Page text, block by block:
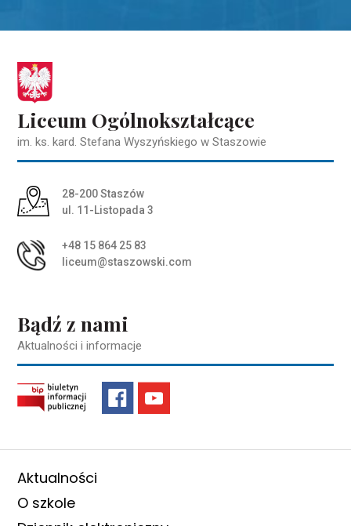
Liceum Ogólnokształcące
im. ks. kard. Stefana Wyszyńskiego w Staszowie
Adres pocztowy:
28-200 Staszów
ul. 11-Listopada 3
+48 15 864 25 83
liceum@staszowski.com
Bądź z nami
Aktualności i informacje
Aktualności
O szkole